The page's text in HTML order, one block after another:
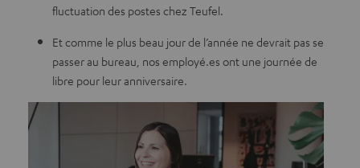
fluctuation des postes chez Teufel.
Et comme le plus beau jour de l’année ne devrait pas se
passer au bureau, nos employé.es ont une journée de
libre pour leur anniversaire.